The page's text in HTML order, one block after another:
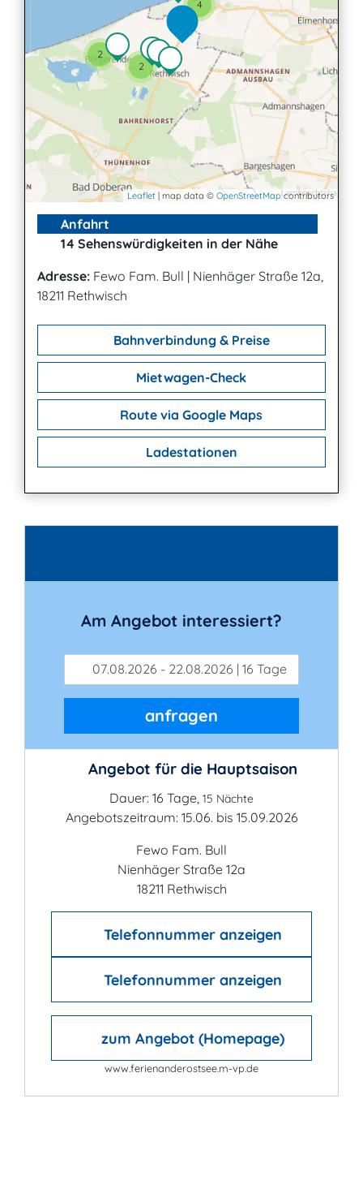
4
2
2
Leaflet | map data © OpenStreetMapcontributors
Anfahrt
14 Sehenswürdigkeiten in der Nähe
Adresse: Fewo Fam. Bull | Nienhäger Straße 12a,
18211 Rethwisch
Bahnverbindung & Preise
Mietwagen-Check
Route via Google Maps
Ladestationen
Am Angebot interessiert?
07.08.2026 - 22.08.2026 | 16 Tage
anfragen
Angebot für die Hauptsaison
Dauer: 16 Tage, 15 Nächte
Angebotszeitraum: 15.06. bis 15.09.2026
Fewo Fam. Bull
Nienhäger Straße 12a
18211 Rethwisch
Telefonnummer anzeigen
Telefonnummer anzeigen
zum Angebot (Homepage)
www.ferienanderostsee.m-vp.de